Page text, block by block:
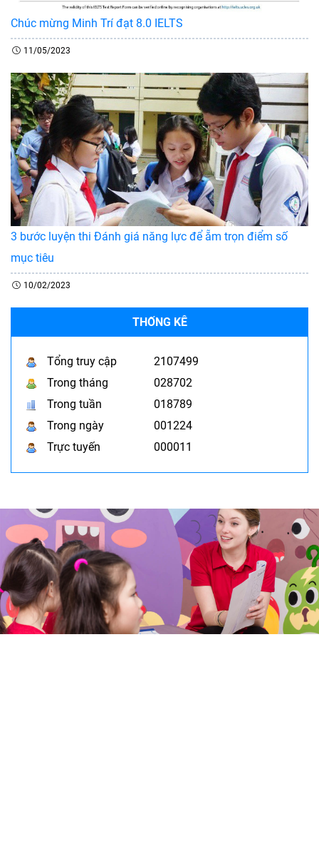
Chúc mừng Minh Trí đạt 8.0 IELTS
11/05/2023
3 bước luyện thi Đánh giá năng lực để ẵm trọn điểm số
mục tiêu
10/02/2023
THỐNG KÊ
Tổng truy cập
2107499
Trong tháng
028702
Trong tuần
018789
Trong ngày
001224
Trực tuyến
000011